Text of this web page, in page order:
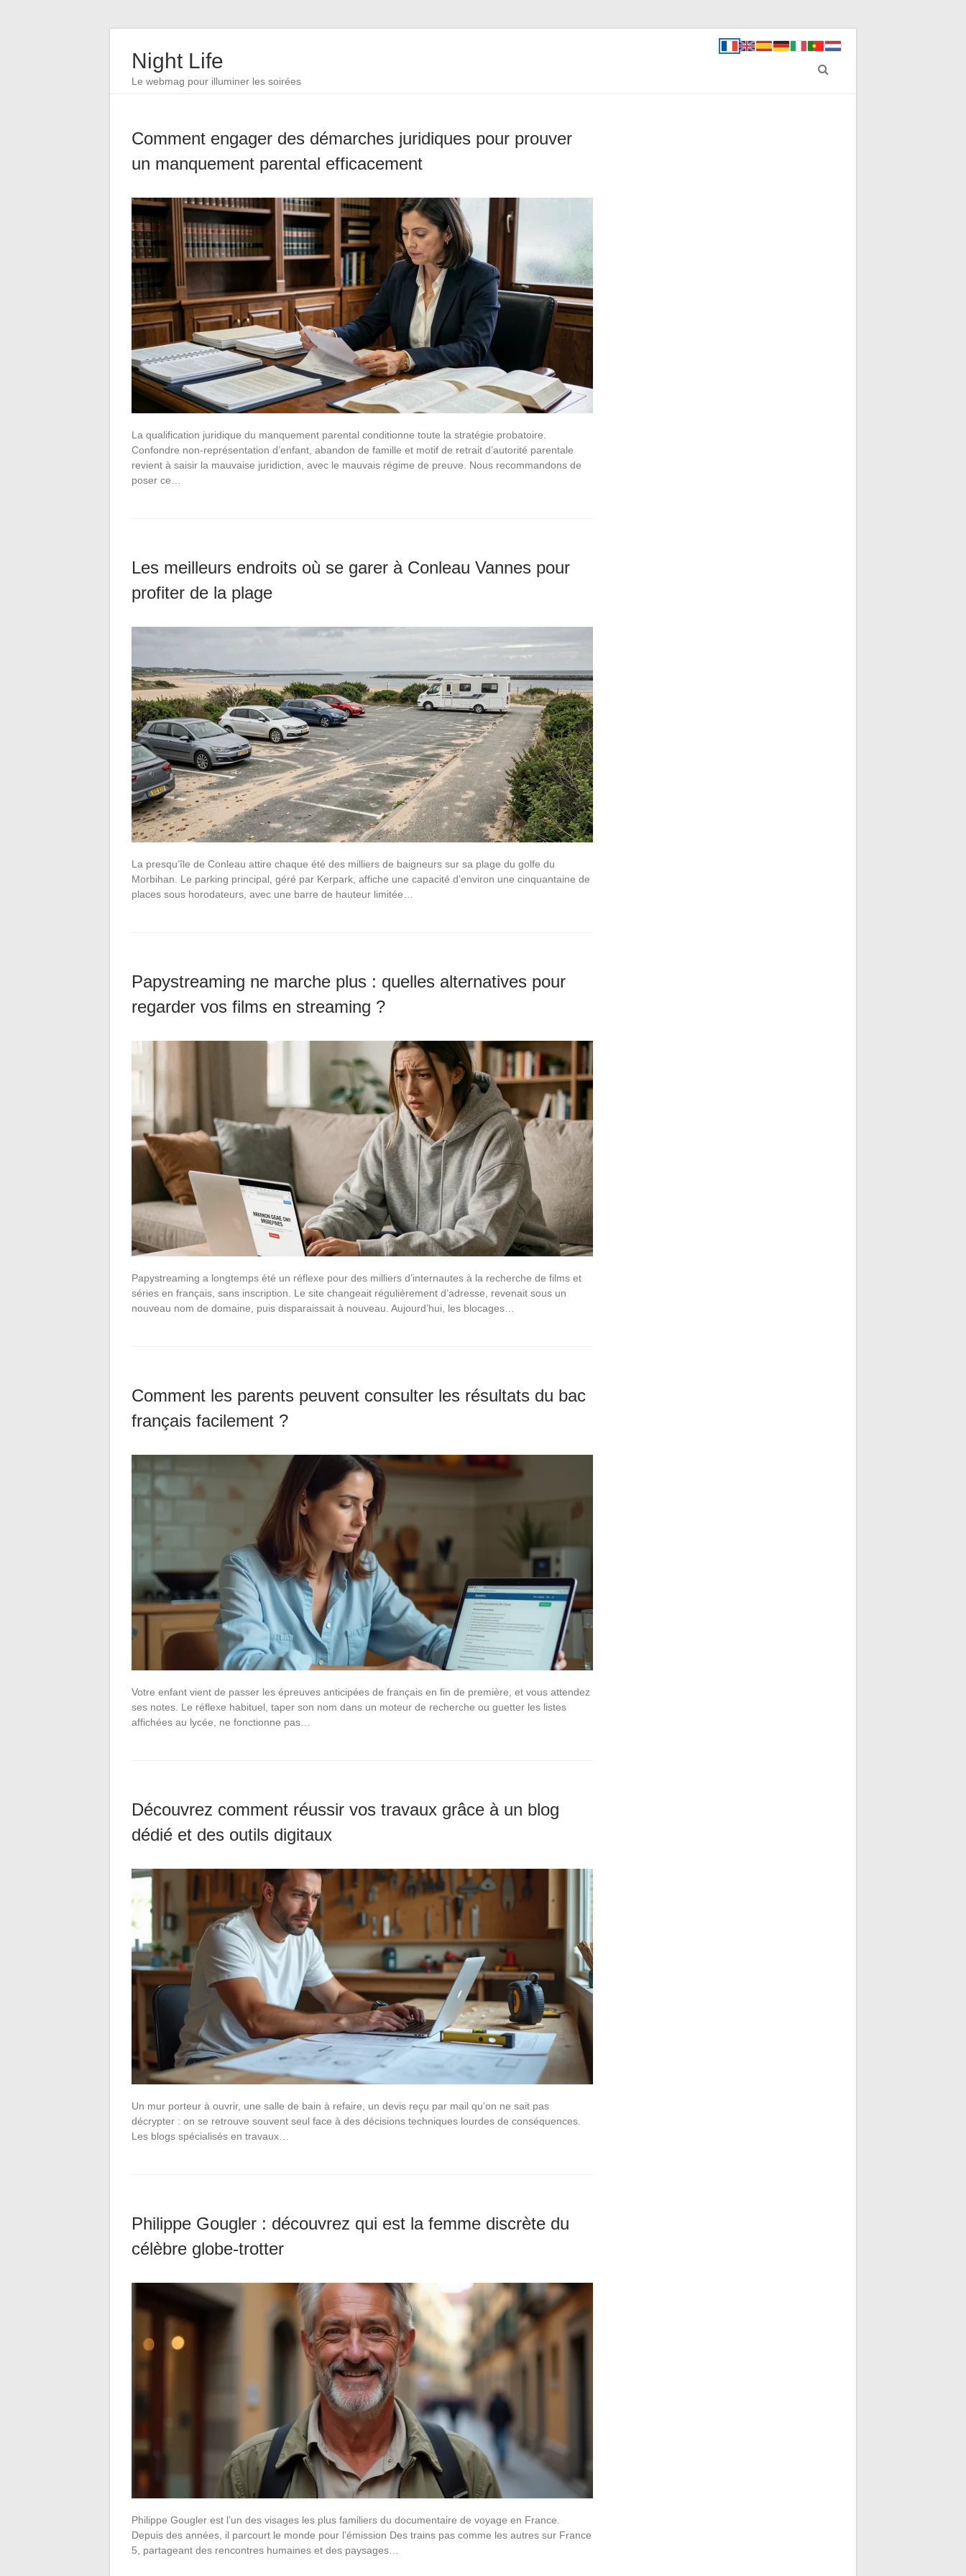
Night Life
Le webmag pour illuminer les soirées
Comment engager des démarches juridiques pour prouver
un manquement parental efficacement
La qualification juridique du manquement parental conditionne toute la stratégie probatoire.
Confondre non-représentation d’enfant, abandon de famille et motif de retrait d’autorité parentale
revient à saisir la mauvaise juridiction, avec le mauvais régime de preuve. Nous recommandons de
poser ce…
Les meilleurs endroits où se garer à Conleau Vannes pour
profiter de la plage
La presqu’île de Conleau attire chaque été des milliers de baigneurs sur sa plage du golfe du
Morbihan. Le parking principal, géré par Kerpark, affiche une capacité d’environ une cinquantaine de
places sous horodateurs, avec une barre de hauteur limitée…
Papystreaming ne marche plus : quelles alternatives pour
regarder vos films en streaming ?
Papystreaming a longtemps été un réflexe pour des milliers d’internautes à la recherche de films et
séries en français, sans inscription. Le site changeait régulièrement d’adresse, revenait sous un
nouveau nom de domaine, puis disparaissait à nouveau. Aujourd’hui, les blocages…
Comment les parents peuvent consulter les résultats du bac
français facilement ?
Votre enfant vient de passer les épreuves anticipées de français en fin de première, et vous attendez
ses notes. Le réflexe habituel, taper son nom dans un moteur de recherche ou guetter les listes
affichées au lycée, ne fonctionne pas…
Découvrez comment réussir vos travaux grâce à un blog
dédié et des outils digitaux
Un mur porteur à ouvrir, une salle de bain à refaire, un devis reçu par mail qu’on ne sait pas
décrypter : on se retrouve souvent seul face à des décisions techniques lourdes de conséquences.
Les blogs spécialisés en travaux…
Philippe Gougler : découvrez qui est la femme discrète du
célèbre globe-trotter
Philippe Gougler est l’un des visages les plus familiers du documentaire de voyage en France.
Depuis des années, il parcourt le monde pour l’émission Des trains pas comme les autres sur France
5, partageant des rencontres humaines et des paysages…